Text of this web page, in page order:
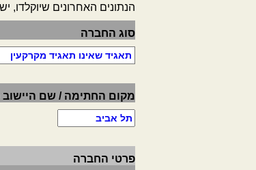
הנתונים האחרונים
סוג החברה
מקום החתימה / שם
פרטי החברה